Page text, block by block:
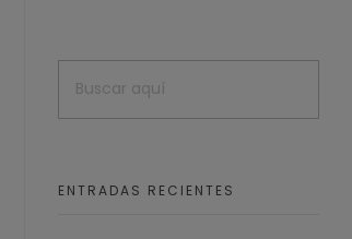
ENTRADAS RECIENTES